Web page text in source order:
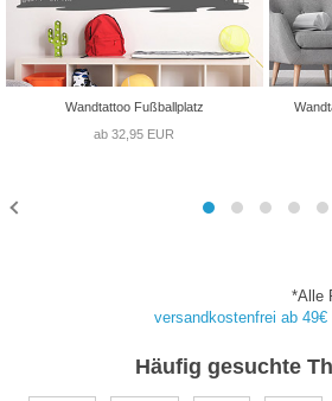
Wandtattoo Fußballplatz
ab 32,95 EUR
*Alle
versandkostenfrei ab
Häufig gesuchte